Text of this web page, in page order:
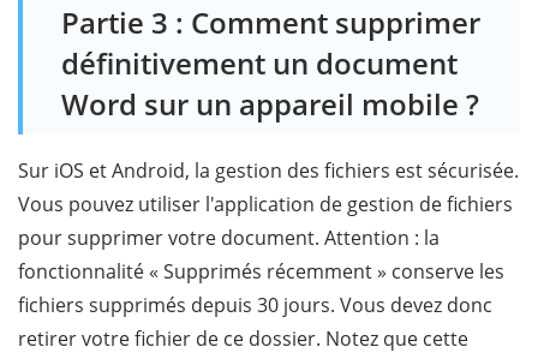
Partie 3 : Comment supprimer
définitivement un document
Word sur un appareil mobile ?
Sur iOS et Android, la gestion des fichiers est sécurisée.
Vous pouvez utiliser l'application de gestion de fichiers
pour supprimer votre document. Attention : la
fonctionnalité « Supprimés récemment » conserve les
fichiers supprimés depuis 30 jours. Vous devez donc
retirer votre fichier de ce dossier. Notez que cette